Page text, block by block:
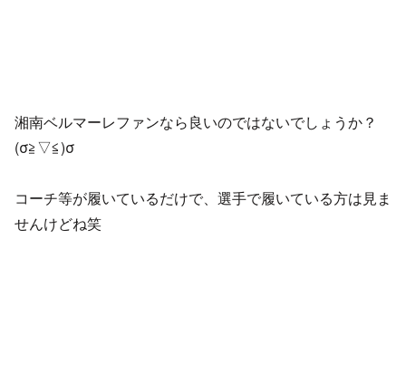
湘南ベルマーレファンなら良いのではないでしょうか？
(σ≧▽≦)σ
コーチ等が履いているだけで、選手で履いている方は見ま
せんけどね笑